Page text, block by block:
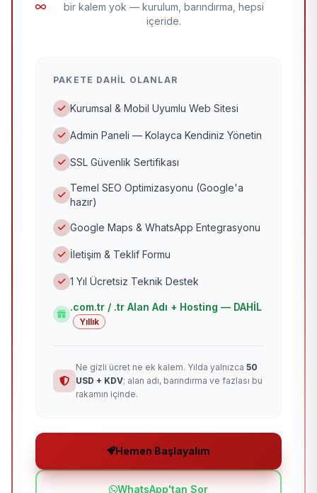
bir kalem yok — kurulum, barındırma, hepsi
içeride.
PAKETE DAHIL OLANLAR
Kurumsal & Mobil Uyumlu Web Sitesi
Admin Paneli — Kolayca Kendiniz Yönetin
SSL Güvenlik Sertifikası
Temel SEO Optimizasyonu (Google'a
hazır)
Google Maps & WhatsApp Entegrasyonu
İletişim & Teklif Formu
1 Yıl Ücretsiz Teknik Destek
.com.tr / .tr Alan Adı + Hosting — DAHİL
Yıllık
Ne gizli ücret ne ek kalem. Yılda yalnızca 50
USD + KDV; alan adı, barındırma ve fazlası bu
rakamın içinde.
Hemen Başlayalım
WhatsApp'tan Sor